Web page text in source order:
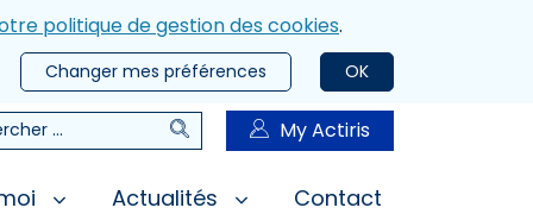
politique de gestion des cookies.
OK
Changer mes préférences
RechercherMy Actiris
Actualités Contact